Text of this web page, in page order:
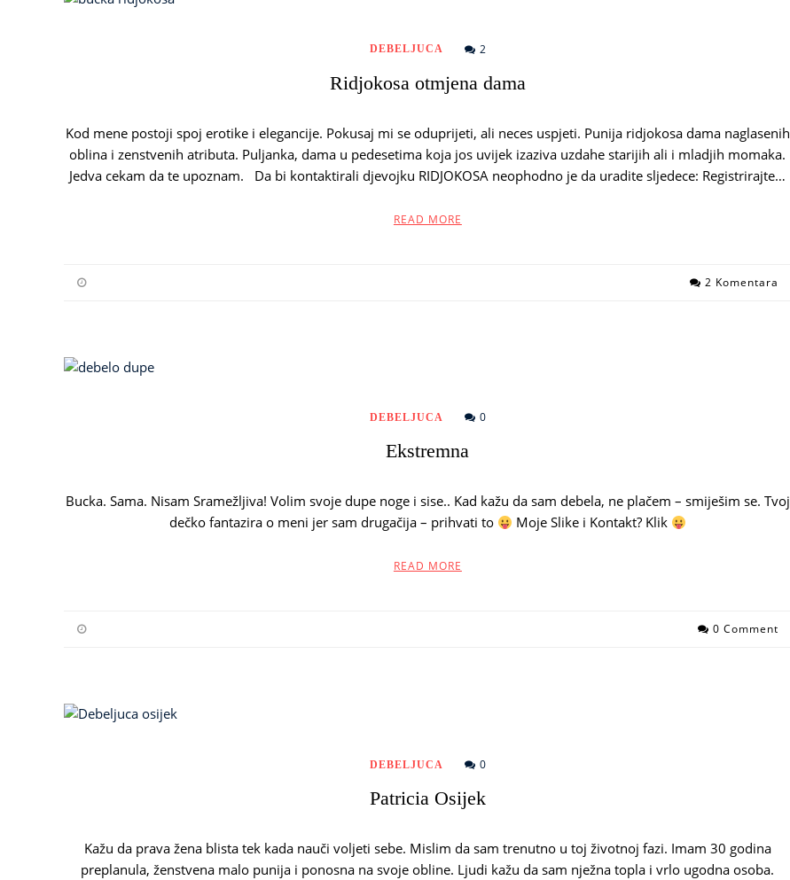
DEBELJUCA 2
Ridjokosa otmjena dama
Kod mene postoji spoj erotike i elegancije. Pokusaj mi se oduprijeti, ali neces uspjeti. Punija ridjokosa dama naglasenih
oblina i zenstvenih atributa. Puljanka, dama u pedesetima koja jos uvijek izaziva uzdahe starijih ali i mladjih momaka.
Jedva cekam da te upoznam. Da bi kontaktirali djevojku RIDJOKOSA neophodno je da uradite sljedece: Registrirajte…
READ MORE
2 Komentara
DEBELJUCA 0
Ekstremna
Bucka. Sama. Nisam Sramežljiva! Volim svoje dupe noge i sise.. Kad kažu da sam debela, ne plačem – smiješim se. Tvoj
dečko fantazira o meni jer sam drugačija – prihvati to
Moje Slike i Kontakt? Klik
READ MORE
0 Comment
DEBELJUCA 0
Patricia Osijek
Kažu da prava žena blista tek kada nauči voljeti sebe. Mislim da sam trenutno u toj životnoj fazi. Imam 30 godina
preplanula, ženstvena malo punija i ponosna na svoje obline. Ljudi kažu da sam nježna topla i vrlo ugodna osoba.